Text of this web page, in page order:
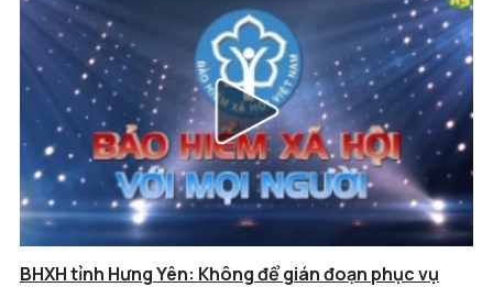
BHXH tỉnh Hưng Yên: Không để gián đoạn phục vụ